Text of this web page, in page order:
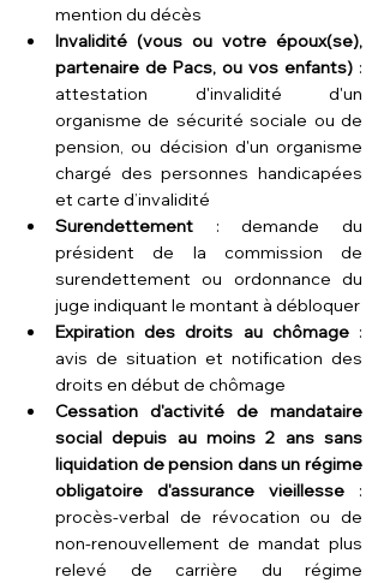
mention du décès
Invalidité (vous ou votre époux(se),
partenaire de Pacs, ou vos enfants) :
attestation d'invalidité d'un
organisme de sécurité sociale ou de
pension, ou décision d'un organisme
chargé des personnes handicapées
et carte d’invalidité
Surendettement : demande du
président de la commission de
surendettement ou ordonnance du
juge indiquant le montant à débloquer
Expiration des droits au chômage :
avis de situation et notification des
droits en début de chômage
Cessation d'activité de mandataire
social depuis au moins 2 ans sans
liquidation de pension dans un régime
obligatoire d'assurance vieillesse :
procès-verbal de révocation ou de
non-renouvellement de mandat plus
relevé de carrière du régime